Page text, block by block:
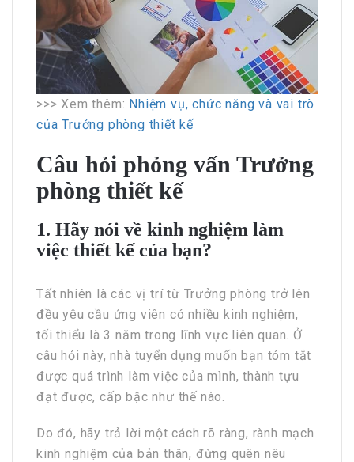
>>> Xem thêm: Nhiệm vụ, chức năng và vai trò
của Trưởng phòng thiết kế
Câu hỏi phỏng vấn Trưởng
phòng thiết kế
1. Hãy nói về kinh nghiệm làm
việc thiết kế của bạn?
Tất nhiên là các vị trí từ Trưởng phòng trở lên
đều yêu cầu ứng viên có nhiều kinh nghiệm,
tối thiểu là 3 năm trong lĩnh vực liên quan. Ở
câu hỏi này, nhà tuyển dụng muốn bạn tóm tắt
được quá trình làm việc của mình, thành tựu
đạt được, cấp bậc như thế nào.
Do đó, hãy trả lời một cách rõ ràng, rành mạch
kinh nghiệm của bản thân, đừng quên nêu